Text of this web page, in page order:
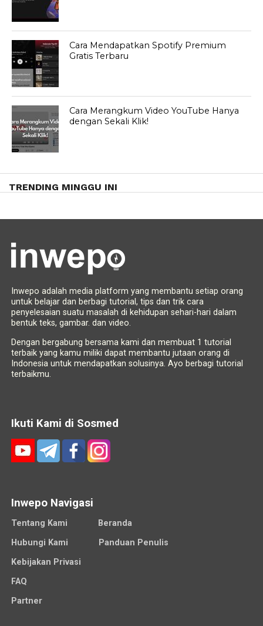
Cara Mendapatkan Spotify Premium
Gratis Terbaru
Cara Merangkum Video YouTube Hanya
dengan Sekali Klik!
TRENDING MINGGU INI
Inwepo adalah media platform yang membantu setiap orang
untuk belajar dan berbagi tutorial, tips dan trik cara
penyelesaian suatu masalah di kehidupan sehari-hari dalam
bentuk teks, gambar. dan video.
Dengan bergabung bersama kami dan membuat 1 tutorial
terbaik yang kamu miliki dapat membantu jutaan orang di
Indonesia untuk mendapatkan solusinya. Ayo berbagi tutorial
terbaikmu.
Ikuti Kami di Sosmed
Inwepo Navigasi
Tentang Kami
Beranda
Hubungi Kami
Panduan Penulis
Kebijakan Privasi
FAQ
Partner